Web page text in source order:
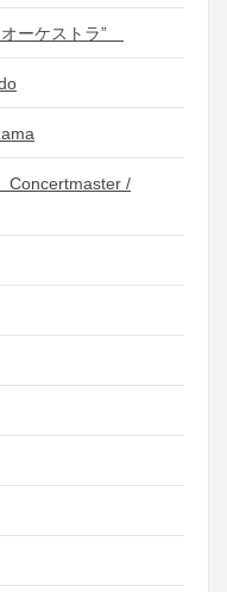
ーケストラ”
Concertmaster /